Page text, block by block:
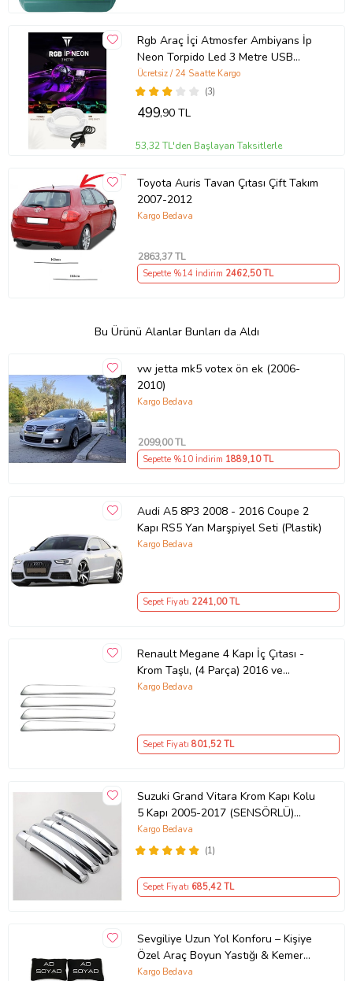
Rgb Araç İçi Atmosfer Ambiyans İp
Neon Torpido Led 3 Metre USB
Girişli
(3)
Ücretsiz / 24 Saatte Kargo
499,90 TL
53,32 TL'den Başlayan Taksitlerle
Toyota Auris Tavan Çıtası Çift Takım
2007-2012
Kargo Bedava
2863,37 TL
Sepette %14 İndirim 2462,50 TL
Bu Ürünü Alanlar Bunları da Aldı
vw jetta mk5 votex ön ek (2006-
2010)
Kargo Bedava
2099,00 TL
Sepette %10 İndirim 1889,10 TL
Audi A5 8P3 2008 - 2016 Coupe 2
Kapı RS5 Yan Marşpiyel Seti (Plastik)
Kargo Bedava
Sepet Fiyatı 2241,00 TL
Renault Megane 4 Kapı İç Çıtası -
Krom Taşlı, (4 Parça) 2016 ve
Sonrası, HB/SD
Kargo Bedava
Sepet Fiyatı 801,52 TL
Suzuki Grand Vitara Krom Kapı Kolu
5 Kapı 2005-2017 (SENSÖRLÜ)
P.ÇELİK
(1)
Kargo Bedava
Sepet Fiyatı 685,42 TL
Sevgiliye Uzun Yol Konforu – Kişiye
Özel Araç Boyun Yastığı & Kemer
Pedi Hediye Seti
Kargo Bedava